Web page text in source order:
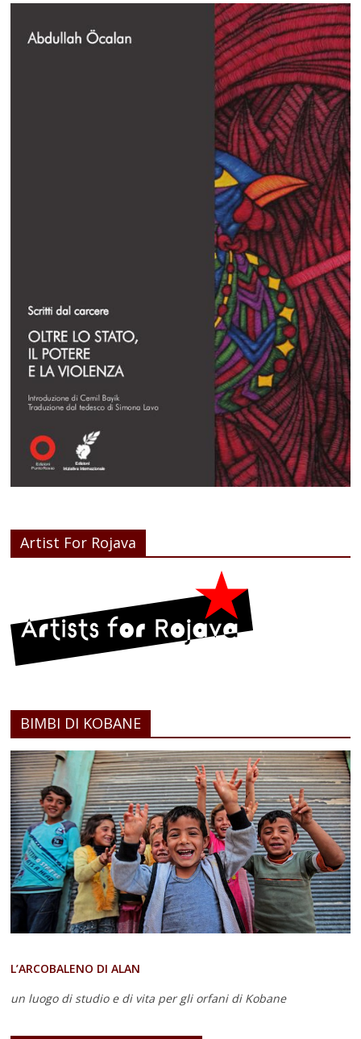
Artist For Rojava
BIMBI DI KOBANE
L’ARCOBALENO DI ALAN
un luogo di studio e di vita per gli orfani di Kobane